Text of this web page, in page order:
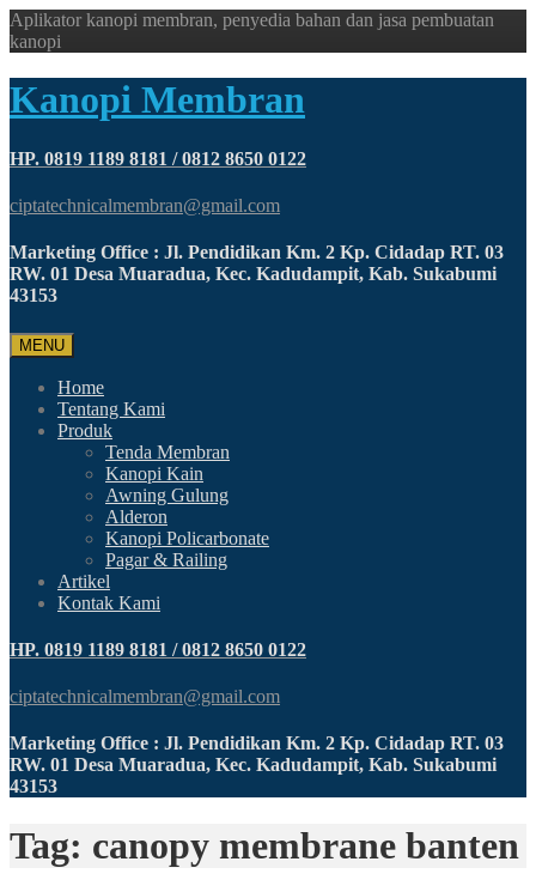
Aplikator kanopi membran, penyedia bahan dan jasa pembuatan
kanopi
Kanopi Membran
HP. 0819 1189 8181 / 0812 8650 0122
ciptatechnicalmembran@gmail.com
Marketing Office : Jl. Pendidikan Km. 2 Kp. Cidadap RT. 03
RW. 01 Desa Muaradua, Kec. Kadudampit, Kab. Sukabumi
43153
MENU
Home
Tentang Kami
Produk
Tenda Membran
Kanopi Kain
Awning Gulung
Alderon
Kanopi Policarbonate
Pagar & Railing
Artikel
Kontak Kami
HP. 0819 1189 8181 / 0812 8650 0122
ciptatechnicalmembran@gmail.com
Marketing Office : Jl. Pendidikan Km. 2 Kp. Cidadap RT. 03
RW. 01 Desa Muaradua, Kec. Kadudampit, Kab. Sukabumi
43153
Tag: canopy membrane banten